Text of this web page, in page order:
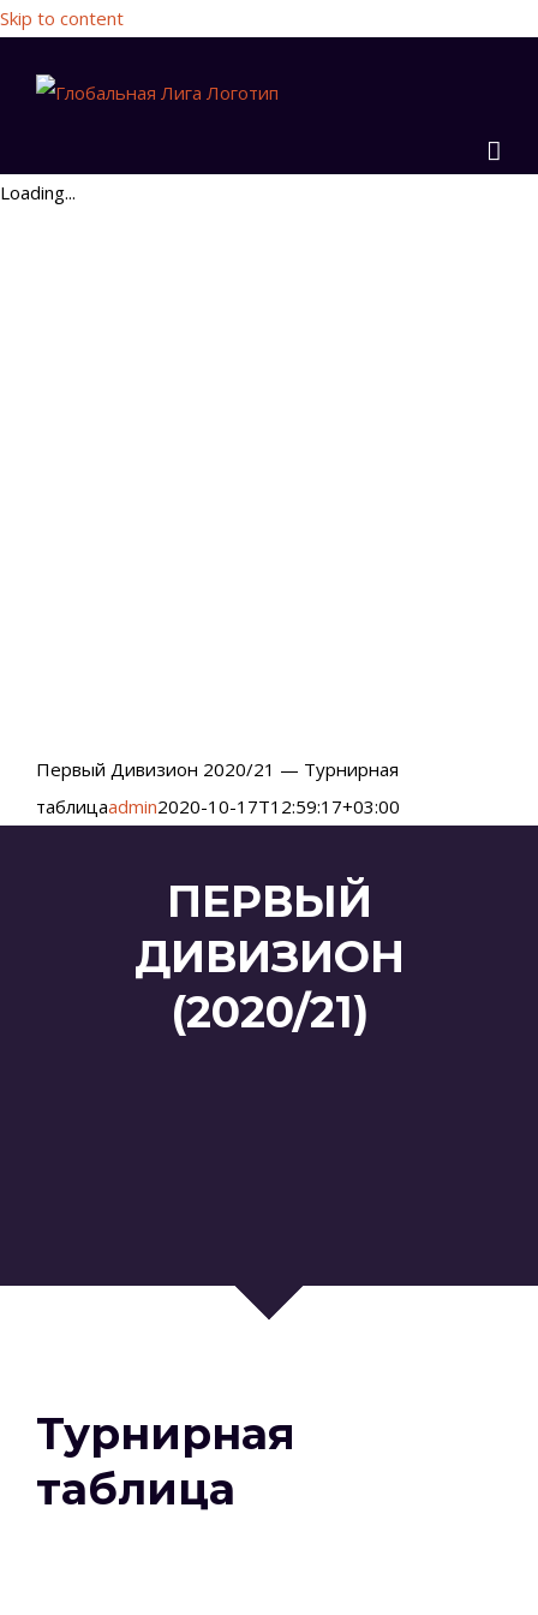
Skip to content
Loading...
Первый Дивизион 2020/21 — Турнирная
таблицаadmin2020-10-17T12:59:17+03:00
ПЕРВЫЙ
ДИВИЗИОН
(2020/21)
Турнирная
таблица